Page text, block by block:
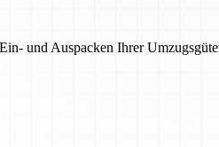
und Auspacken Ihrer